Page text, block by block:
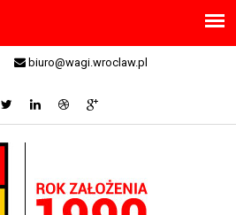
biuro@wagi.wroclaw.pl